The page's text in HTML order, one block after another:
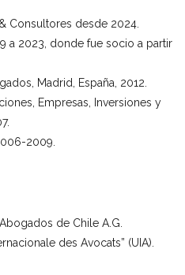
Consultores desde 2024.
a 2023, donde fue socio a partir
Madrid, España, 2012.
Empresas, Inversiones y
2009.
de Chile A.G.
des Avocats” (UIA).